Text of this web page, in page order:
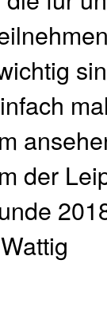
der